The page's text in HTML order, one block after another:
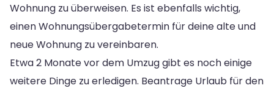
Wohnung zu überweisen. Es ist ebenfalls wichtig,
einen Wohnungsübergabetermin für deine alte und
neue Wohnung zu vereinbaren.
Etwa 2 Monate vor dem Umzug gibt es noch einige
weitere Dinge zu erledigen. Beantrage Urlaub für den